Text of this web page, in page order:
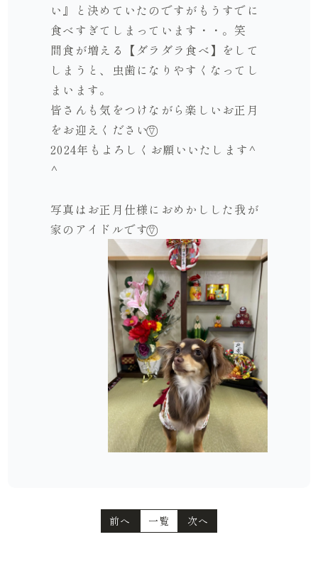
い』と決めていたのですがもうすでに
食べすぎてしまっています・・。笑
間食が増える【ダラダラ食べ】をして
しまうと、虫歯になりやすくなってし
まいます。
皆さんも気をつけながら楽しいお正月
をお迎えください⍢⃝
2024年もよろしくお願いいたします^
^
写真はお正月仕様におめかしした我が
家のアイドルです⍢⃝
前へ 一覧 次へ